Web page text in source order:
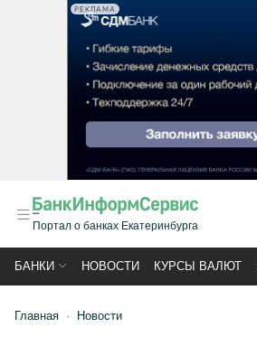
РЕКЛАМА
Портал о банках Екатеринбурга
БАНКИ НОВОСТИ КУРСЫ ВАЛЮТ
Главная Новости